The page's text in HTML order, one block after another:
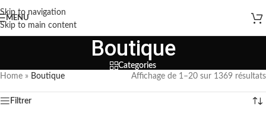
Skip to navigation
Skip to main content
MENU
Boutique
Categories
Home » Boutique Affichage de 1–20 sur 1369 résultats
Filtrer